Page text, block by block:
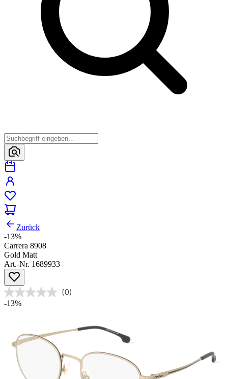
Zurück
-13%
Carrera 8908
Gold Matt
Art.-Nr. 1689933
(0)
-13%